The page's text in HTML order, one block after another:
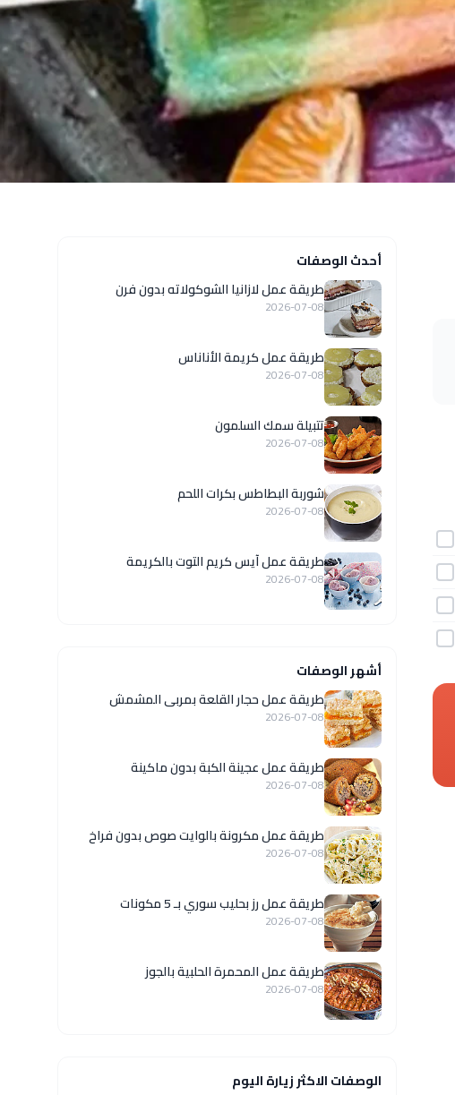
أحدث الوصفات
طريقة عمل لازانيا الشوكولاته بدون فرن
2026-07-08
طريقة عمل كريمة الأناناس
2026-07-08
تتبيلة سمك السلمون
2026-07-08
شوربة البطاطس بكرات اللحم
2026-07-08
طريقة عمل آيس كريم التوت بالكريمة
2026-07-08
أشهر الوصفات
طريقة عمل حجار القلعة بمربى المشمش
2026-07-08
طريقة عمل عجينة الكبة بدون ماكينة
2026-07-08
طريقة عمل مكرونة بالوايت صوص بدون فراخ
2026-07-08
طريقة عمل رز بحليب سوري بـ 5 مكونات
2026-07-08
طريقة عمل المحمرة الحلبية بالجوز
2026-07-08
الوصفات الاكثر زيارة اليوم